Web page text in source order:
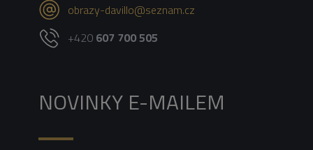
obrazy-davillo@seznam.cz
+420 607 700 505
NOVINKY E-MAILEM